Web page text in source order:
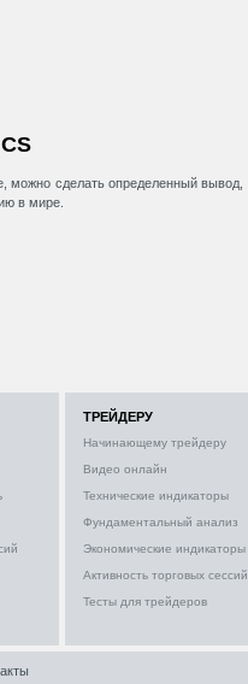
можно сделать определенный вывод,
в мире.
ТРЕЙДЕРУ
Начинающему трейдеру
Видео онлайн
Технические индикаторы
Фундаментальный анализ
Экономические индикаторы
Активность торговых сессий
Тесты для трейдеров